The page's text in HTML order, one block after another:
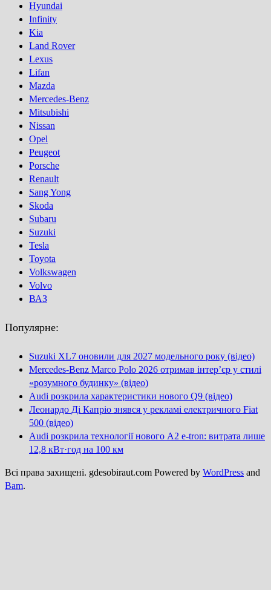
Hyundai
Infinity
Kia
Land Rover
Lexus
Lifan
Mazda
Mercedes-Benz
Mitsubishi
Nissan
Opel
Peugeot
Porsсhe
Renault
Sang Yong
Skoda
Subaru
Suzuki
Tesla
Toyota
Volkswagen
Volvo
ВАЗ
Популярне:
Suzuki XL7 оновили для 2027 модельного року (відео)
Mercedes-Benz Marco Polo 2026 отримав інтер’єр у стилі
«розумного будинку» (відео)
Audi розкрила характеристики нового Q9 (відео)
Леонардо Ді Капріо знявся у рекламі електричного Fiat
500 (відео)
Audi розкрила технології нового A2 e-tron: витрата лише
12,8 кВт·год на 100 км
Всі права захищені. gdesobiraut.com Powered by WordPress and
Bam.